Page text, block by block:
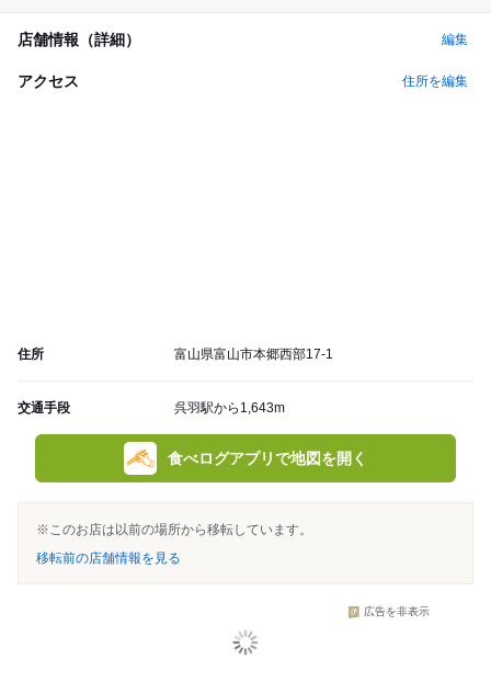
店舗情報（詳細） 編集
アクセス 住所を編集
住所 富山県富山市本郷西部17-1
交通手段 呉羽駅から1,643m
食べログアプリで地図を開く
※このお店は以前の場所から移転しています。
移転前の店舗情報を見る
広告を非表示